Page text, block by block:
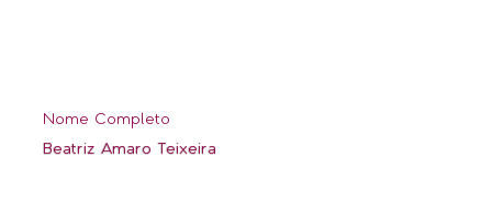
Nome Completo
Beatriz Amaro Teixeira